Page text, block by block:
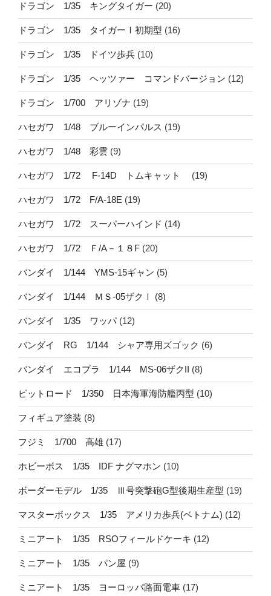
ドラゴン 1/35 キングタイガー (20)
ドラゴン 1/35 タイガーⅠ初期型 (16)
ドラゴン 1/35 ドイツ歩兵 (10)
ドラゴン 1/35 ヘッツァー コマンドバージョン (12)
ドラゴン 1/700 アリゾナ (19)
ハセガワ 1/48 ブルーインパルス (19)
ハセガワ 1/48 彩雲 (9)
ハセガワ 1/72 F-14D トムキャット (19)
ハセガワ 1/72 F/A-18E (19)
ハセガワ 1/72 スーパーハインド (14)
ハセガワ 1/72 Ｆ/A－１８F (20)
バンダイ 1/144 YMS-15ギャン (5)
バンダイ 1/144 ＭＳ-05ザクⅠ (8)
バンダイ 1/35 ワッパ(12)
バンダイ RG 1/144 シャア専用ズゴック (6)
バンダイ エコプラ 1/144 MS-06ザクII (8)
ピットロード 1/350 日本海軍海防艦丙型 (10)
フィギュア塗装 (8)
フジミ 1/700 高雄 (17)
ホビーボス 1/35 IDF ナグマホン (10)
ボーダーモデル 1/35 Ⅲ号突撃砲G型後期生産型 (19)
マスターボックス 1/35 アメリカ歩兵(ベトナム) (12)
ミニアート 1/35 RSOフィールドケーキ (12)
ミニアート 1/35 パン屋 (9)
ミニアート 1/35 ヨーロッパ路面電車 (17)